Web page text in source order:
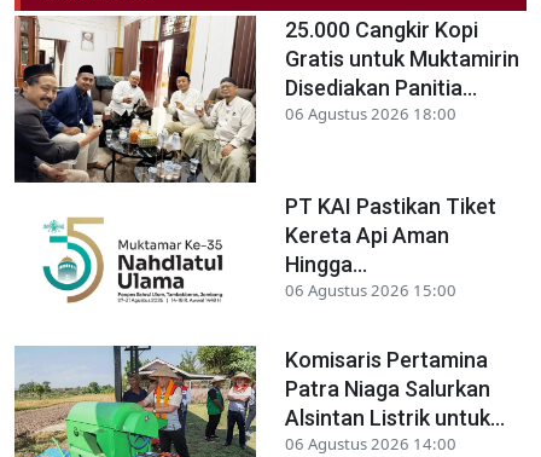
25.000 Cangkir Kopi
Gratis untuk Muktamirin
Disediakan Panitia...
06 Agustus 2026 18:00
PT KAI Pastikan Tiket
Kereta Api Aman
Hingga...
06 Agustus 2026 15:00
Komisaris Pertamina
Patra Niaga Salurkan
Alsintan Listrik untuk...
06 Agustus 2026 14:00